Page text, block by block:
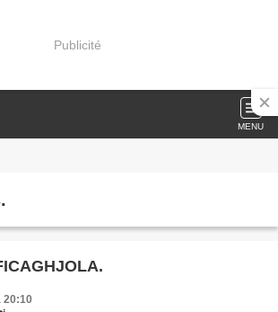
Publicité
MENU
20:10